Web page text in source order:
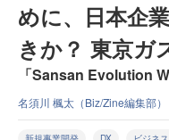
めに、日本企
きか？ 東京ガ
「Sansan Evolution
名須川 楓太（Biz/Zine編集部）